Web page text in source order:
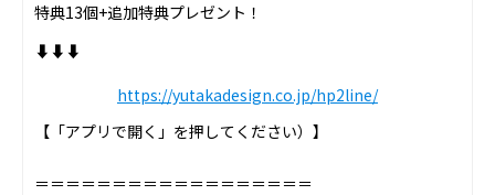
特典13個+追加特典プレゼント！
⬇︎⬇︎⬇︎
https://yutakadesign.co.jp/hp2line/
【「アプリで開く」を押してください）】
＝＝＝＝＝＝＝＝＝＝＝＝＝＝＝＝＝＝